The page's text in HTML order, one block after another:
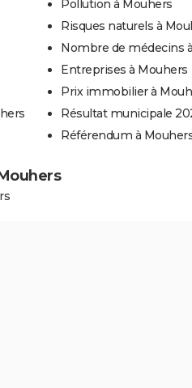
Pollution à Mouhers
Risques naturels à
Nombre de médecins
Entreprises à Mouhers
Prix immobilier à
Résultat municipale
Référendum à